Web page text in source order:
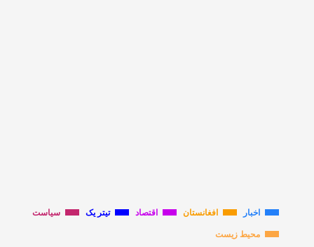
اخبار افغانستان اقتصاد تیتر یک سیاست
محیط زیست